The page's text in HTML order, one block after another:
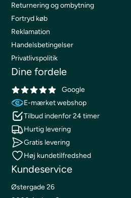
Returnering og ombytning
Fortryd køb
Reklamation
Handelsbetingelser
Privatlivspolitik
Dine fordele
Google
E-mærket webshop
Tilbud indenfor 24 timer
Hurtig levering
Gratis levering
Høj kundetilfredshed
Kundeservice
Østergade 26